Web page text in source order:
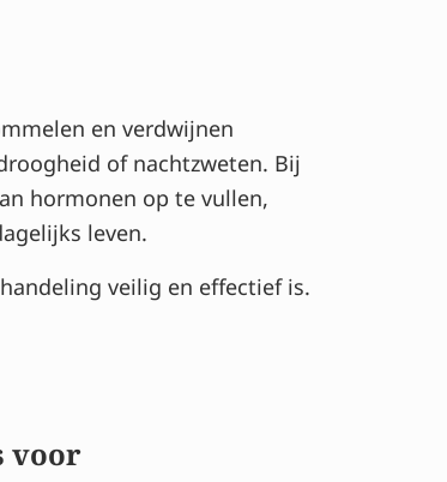
en verdwijnen
of nachtzweten. Bij
hormonen op te vullen,
leven.
veilig en effectief is.
voor